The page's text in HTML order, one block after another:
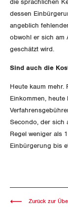
die sprachlichen
dessen
angeblich
obwohl er sich am
geschätzt wird.
Sind auch die
Heute kaum mehr.
Einkommen,
Secondo, der sich
Regel weniger als
Einbürgerung bis
Zurück zur